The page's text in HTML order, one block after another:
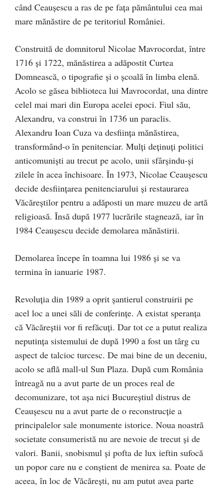
când Ceaușescu a ras de pe fața pământului cea mai
mare mănăstire de pe teritoriul României.
Construită de domnitorul Nicolae Mavrocordat, între
1716 și 1722, mănăstirea a adăpostit Curtea
Domnească, o tipografie și o școală în limba elenă.
Acolo se găsea biblioteca lui Mavrocordat, una dintre
celel mai mari din Europa acelei epoci. Fiul său,
Alexandru, va construi în 1736 un paraclis.
Alexandru Ioan Cuza va desființa mănăstirea,
transformând-o în penitenciar. Mulți deținuți politici
anticomuniști au trecut pe acolo, unii sfârșindu-și
zilele în acea închisoare. În 1973, Nicolae Ceauşescu
decide desființarea penitenciarului și restaurarea
Văcăreștilor pentru a adăposti un mare muzeu de artă
religioasă. Însă după 1977 lucrările stagnează, iar în
1984 Ceaușescu decide demolarea mănăstirii.
Demolarea începe în toamna lui 1986 și se va
termina în ianuarie 1987.
Revoluția din 1989 a oprit șantierul construirii pe
acel loc a unei săli de conferințe. A existat speranța
că Văcăreștii vor fi refăcuți. Dar tot ce a putut realiza
neputința sistemului de după 1990 a fost un târg cu
aspect de talcioc turcesc. De mai bine de un deceniu,
acolo se află mall-ul Sun Plaza. După cum România
întreagă nu a avut parte de un proces real de
decomunizare, tot așa nici Bucureștiul distrus de
Ceaușescu nu a avut parte de o reconstrucție a
principalelor sale monumente istorice. Noua noastră
societate consumeristă nu are nevoie de trecut și de
valori. Banii, snobismul și pofta de lux ieftin sufocă
un popor care nu e conștient de menirea sa. Poate de
aceea, în loc de Văcărești, nu am putut avea parte